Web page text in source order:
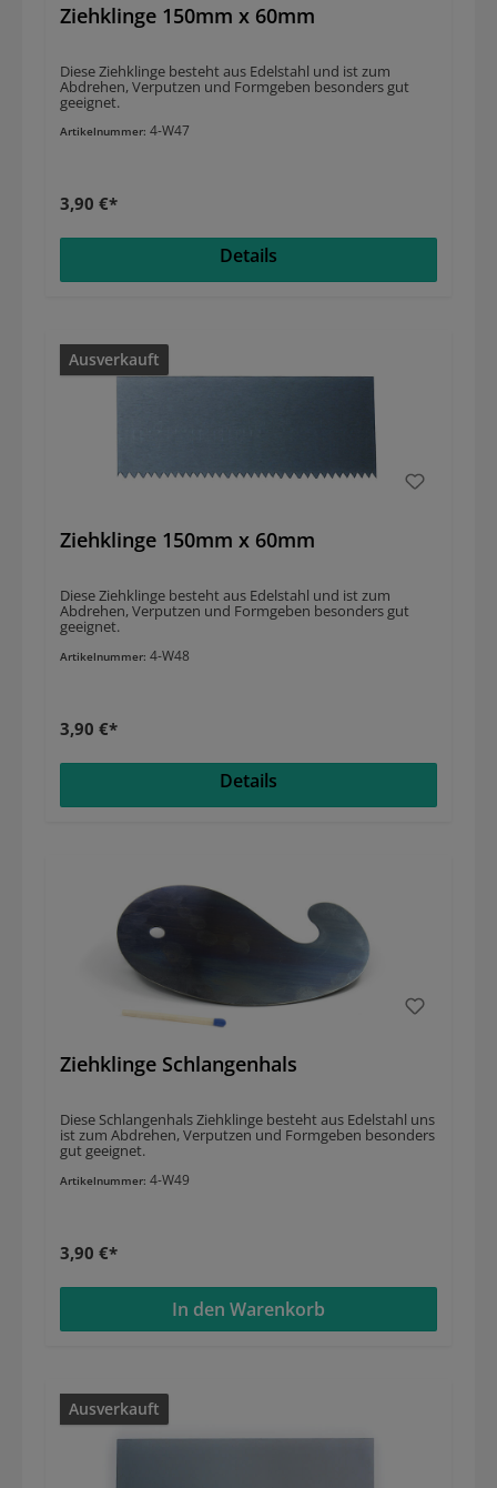
Ziehklinge 150mm x 60mm
Diese Ziehklinge besteht aus Edelstahl und ist zum
Abdrehen, Verputzen und Formgeben besonders gut
geeignet.
Artikelnummer: 4-W47
3,90 €*
Details
Ausverkauft
Ziehklinge 150mm x 60mm
Diese Ziehklinge besteht aus Edelstahl und ist zum
Abdrehen, Verputzen und Formgeben besonders gut
geeignet.
Artikelnummer: 4-W48
3,90 €*
Details
Ziehklinge Schlangenhals
Diese Schlangenhals Ziehklinge besteht aus Edelstahl uns
ist zum Abdrehen, Verputzen und Formgeben besonders
gut geeignet.
Artikelnummer: 4-W49
3,90 €*
In den Warenkorb
Ausverkauft